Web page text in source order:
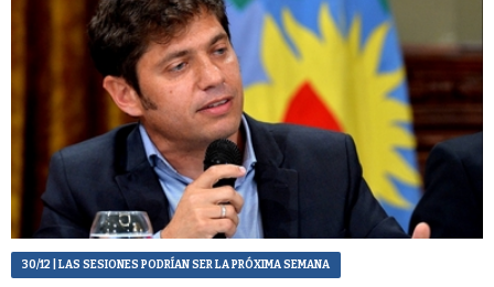
30/12 | LAS SESIONES PODRÍAN SER LA PRÓXIMA SEMANA